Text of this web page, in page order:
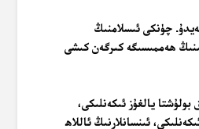
چۈنكى ئىسلامنىڭ
ھەممىسىگە كىرگەن كىشى
بولۇشتا يالغۇز ئىكەنلىكى،
ئىنسانلارنىڭ ئاللاھ